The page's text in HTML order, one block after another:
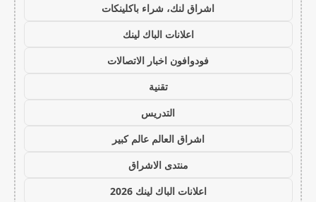
اشراق لنك، شراء باكلينكات
اعلانات الباك لينك
فودوافون اخبار الاتصالات
تقنية
التدريس
اشراق العالم عالم كبير
منتدى الاشراق
اعلانات الباك لينك 2026